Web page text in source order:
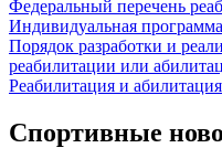
Федеральный перечень
Индивидуальная
Порядок разработки и
реабилитации или
Реабилитация и
Спортивные